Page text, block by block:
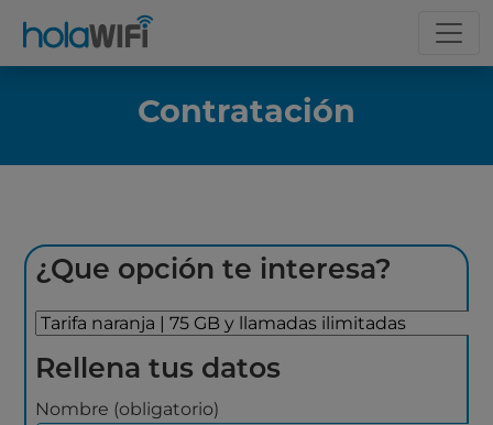
Contratación
¿Que opción te interesa?
Rellena tus datos
Nombre (obligatorio)